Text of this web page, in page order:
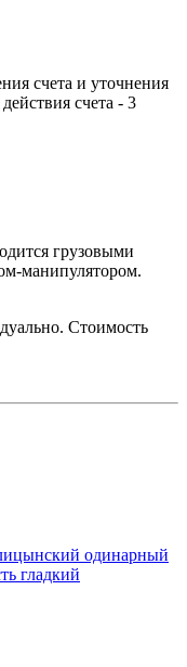
счета и уточнения
счета - 3
грузовыми
манипулятором.
Стоимость
одинарный
гладкий